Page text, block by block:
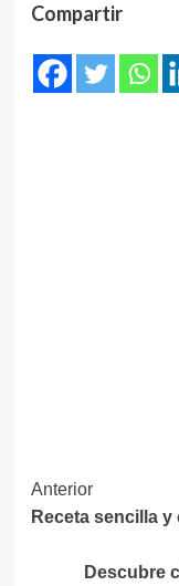
Compartir
de
entradas
Anterior
Receta sencilla
Descubre